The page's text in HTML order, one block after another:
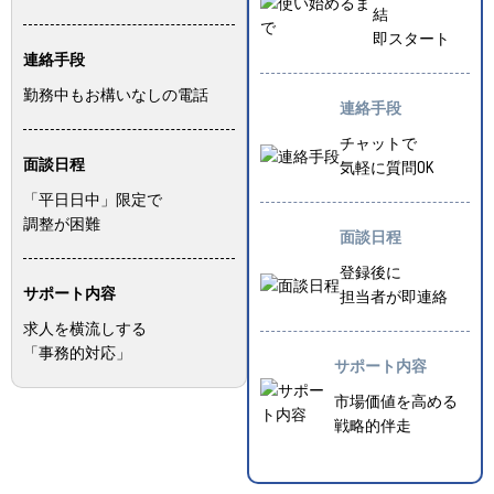
連絡手段
勤務中もお構いなしの電話
面談日程
「平日日中」限定で
調整が困難
サポート内容
求人を横流しする
「事務的対応」
結
即スタート
連絡手段
チャットで
気軽に質問OK
面談日程
登録後に
担当者が即連絡
サポート内容
市場価値を高める
戦略的伴走